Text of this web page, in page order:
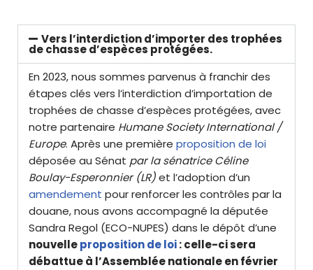
Vers l’interdiction d’importer des trophées
de chasse d’espèces protégées.
En 2023, nous sommes parvenus à franchir des
étapes clés vers l’interdiction d’importation de
trophées de chasse d’espèces protégées, avec
notre partenaire Humane Society International /
Europe. Après une première proposition de loi
déposée au Sénat par la sénatrice Céline
Boulay-Esperonnier (LR)et l’adoption d’un
amendement pour renforcer les contrôles par la
douane, nous avons accompagné la députée
Sandra Regol (ECO-NUPES) dans le dépôt d’une
nouvelleproposition de loi: celle-ci sera
débattue à l’Assemblée nationale en février